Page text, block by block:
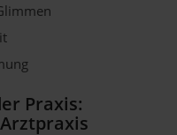
Praxis: